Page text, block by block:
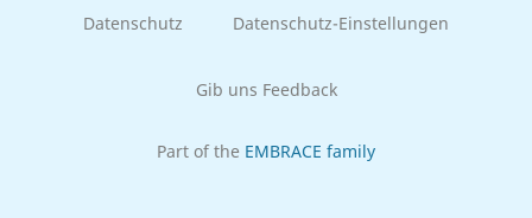
Datenschutz Datenschutz-Einstellungen
Gib uns Feedback
Part of the EMBRACE family